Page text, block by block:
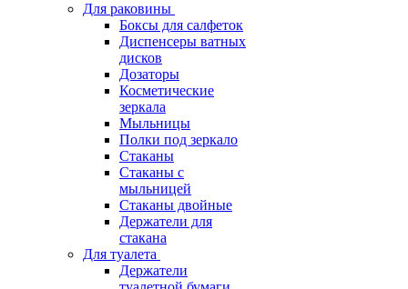
Для раковины
Боксы для салфеток
Диспенсеры ватных
дисков
Дозаторы
Косметические
зеркала
Мыльницы
Полки под зеркало
Стаканы
Стаканы с
мыльницей
Стаканы двойные
Держатели для
стакана
Для туалета
Держатели